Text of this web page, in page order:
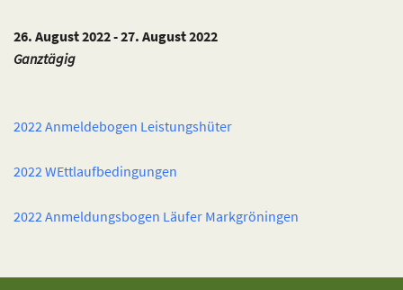
26. August 2022 - 27. August 2022
Ganztägig
2022 Anmeldebogen Leistungshüter
2022 WEttlaufbedingungen
2022 Anmeldungsbogen Läufer Markgröningen